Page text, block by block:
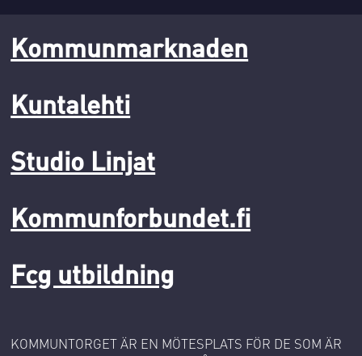
Kommunmarknaden
Kuntalehti
Studio Linjat
Kommunforbundet.fi
Fcg utbildning
KOMMUNTORGET ÄR EN MÖTESPLATS FÖR DE SOM ÄR